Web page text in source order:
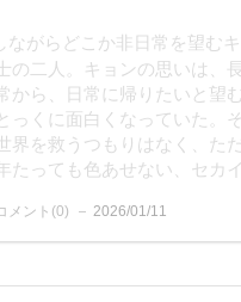
ながらどこか非日常を望む
の二人。キョンの思いは、
から、日常に帰りたいと望
っくに面白くなっていた。
界を救うつもりはなく、た
たっても色あせない、セカ
メント(0) 2026/01/11